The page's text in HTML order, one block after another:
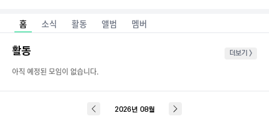
홈 소식 활동 앨범 멤버
활동 더보기 >
아직 예정된 모임이 없습니다.
2026년 08월